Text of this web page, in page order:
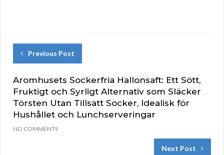
Previous Post
Aromhusets Sockerfria Hallonsaft: Ett Sött,
Fruktigt och Syrligt Alternativ som Släcker
Törsten Utan Tillsatt Socker, Idealisk för
Hushållet och Lunchserveringar
NO COMMENTS
Next Post